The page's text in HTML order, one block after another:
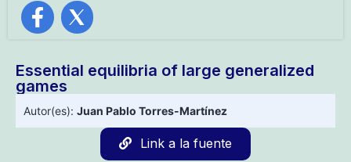
Essential equilibria of large generalized
games
Autor(es): Juan Pablo Torres-Martínez
Link a la fuente